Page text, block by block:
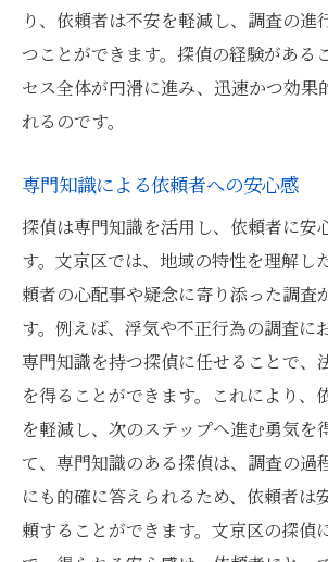
り、依頼者は不安を軽減し、調査の進
つことができます。探偵の経験がある
セス全体が円滑に進み、迅速かつ効果
れるのです。
専門知識による依頼者への安心感
探偵は専門知識を活用し、依頼者に安
す。文京区では、地域の特性を理解し
頼者の心配事や疑念に寄り添った調査
す。例えば、浮気や不正行為の調査に
専門知識を持つ探偵に任せることで、
を得ることができます。これにより、
を軽減し、次のステップへ進む勇気を
て、専門知識のある探偵は、調査の過
にも的確に答えられるため、依頼者は
頼することができます。文京区の探偵